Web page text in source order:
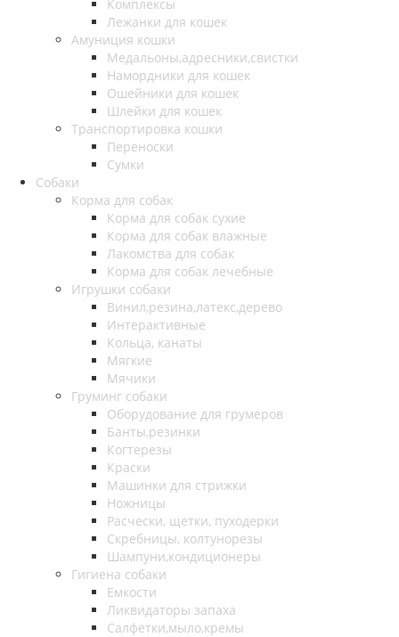
Комплексы
Лежанки для кошек
Амуниция кошки
Медальоны,адресники,свистки
Намордники для кошек
Ошейники для кошек
Шлейки для кошек
Транспортировка кошки
Переноски
Сумки
Собаки
Корма для собак
Корма для собак сухие
Корма для собак влажные
Лакомства для собак
Корма для собак лечебные
Игрушки собаки
Винил,резина,латекс,дерево
Интерактивные
Кольца, канаты
Мягкие
Мячики
Груминг собаки
Оборудование для грумеров
Банты,резинки
Когтерезы
Краски
Машинки для стрижки
Ножницы
Расчески, щетки, пуходерки
Скребницы, колтунорезы
Шампуни,кондиционеры
Гигиена собаки
Емкости
Ликвидаторы запаха
Салфетки,мыло,кремы